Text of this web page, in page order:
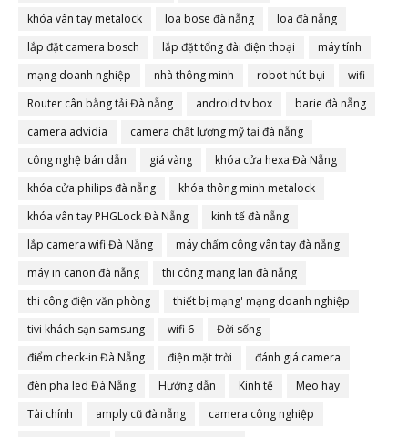
khóa vân tay metalock
loa bose đà nẵng
loa đà nẵng
lắp đặt camera bosch
lắp đặt tổng đài điện thoại
máy tính
mạng doanh nghiệp
nhà thông minh robot hút bụi
wifi
Router cân bằng tải Đà nẵng
android tv box
barie đà nẵng
camera advidia
camera chất lượng mỹ tại đà nẵng
công nghệ bán dẫn
giá vàng
khóa cửa hexa Đà Nẵng
khóa cửa philips đà nẵng
khóa thông minh metalock
khóa vân tay PHGLock Đà Nẵng
kinh tế đà nẵng
lắp camera wifi Đà Nẵng
máy chấm công vân tay đà nẵng
máy in canon đà nẵng
thi công mạng lan đà nẵng
thi công điện văn phòng
thiết bị mạng' mạng doanh nghiệp
tivi khách sạn samsung
wifi 6
Đời sống
điểm check-in Đà Nẵng
điện mặt trời
đánh giá camera
đèn pha led Đà Nẵng
Hướng dẫn Kinh tế
Mẹo hay
Tài chính
amply cũ đà nẵng
camera công nghiệp